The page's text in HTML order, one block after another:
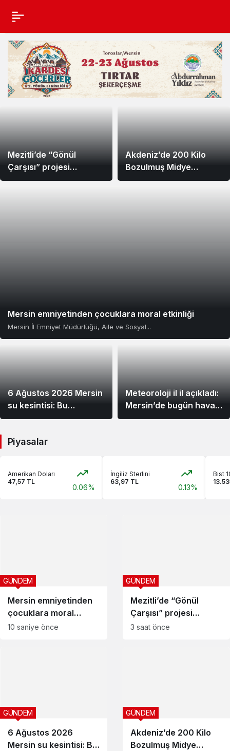
GÜNDEM
Haberleri
Mersin emniyetinden çocuklara moral etkinliği
Mersin İl Emniyet Müdürlüğü, Aile ve Sosyal...
Mezitli’de “Gönül
Çarşısı” projesi
çocukları camiyle
6 Ağustos 2026 Mersin
su kesintisi: Bu
mahallelerde sular
Akdeniz’de 200 Kilo
Bozulmuş Midye
Dolması Ele Geçirildi
Meteoroloji il il açıkladı:
Mersin’de bugün hava
nasıl olacak?
Piyasalar
Amerikan Doları
47,57 TL
0.06%
İngiliz Sterlini
63,97 TL
0.13%
Bist
Mersin emniyetinden
Mezitli’de “Gönül Çarşısı”
Mersin emniyetinden
çocuklara moral
etkinliği
GÜNDEM
10 saniye önce
Mezitli’de “Gönül
Çarşısı” projesi
çocukları camiyle
GÜNDEM
3 saat önce
6 Ağustos 2026
Mersin su kesintisi: Bu
GÜNDEM
Akdeniz’de 200 Kilo
Bozulmuş Midye
GÜNDEM